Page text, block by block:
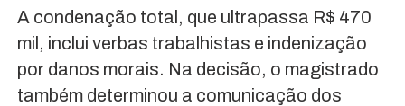
A condenação total, que ultrapassa R$ 470
mil, inclui verbas trabalhistas e indenização
por danos morais. Na decisão, o magistrado
também determinou a comunicação dos